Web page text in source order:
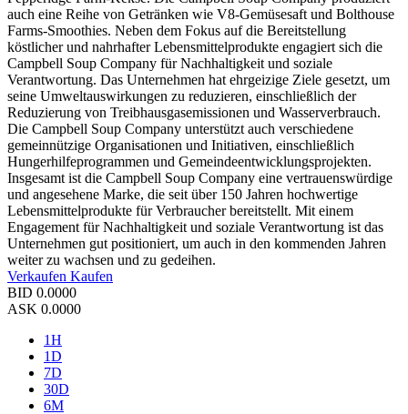
auch eine Reihe von Getränken wie V8-Gemüsesaft und Bolthouse
Farms-Smoothies. Neben dem Fokus auf die Bereitstellung
köstlicher und nahrhafter Lebensmittelprodukte engagiert sich die
Campbell Soup Company für Nachhaltigkeit und soziale
Verantwortung. Das Unternehmen hat ehrgeizige Ziele gesetzt, um
seine Umweltauswirkungen zu reduzieren, einschließlich der
Reduzierung von Treibhausgasemissionen und Wasserverbrauch.
Die Campbell Soup Company unterstützt auch verschiedene
gemeinnützige Organisationen und Initiativen, einschließlich
Hungerhilfeprogrammen und Gemeindeentwicklungsprojekten.
Insgesamt ist die Campbell Soup Company eine vertrauenswürdige
und angesehene Marke, die seit über 150 Jahren hochwertige
Lebensmittelprodukte für Verbraucher bereitstellt. Mit einem
Engagement für Nachhaltigkeit und soziale Verantwortung ist das
Unternehmen gut positioniert, um auch in den kommenden Jahren
weiter zu wachsen und zu gedeihen.
Verkaufen Kaufen
BID 0.0000
ASK 0.0000
1H
1D
7D
30D
6M